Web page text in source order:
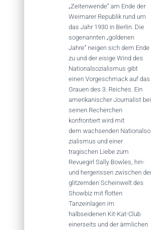
„Zeitenwende“ am Ende der
Weimarer Republik rund um
das Jahr 1930 in Berlin. Die
sogenannten „goldenen
Jahre“ neigen sich dem Ende
zu und der eisige Wind des
Nationalsozialismus gibt
einen Vorgeschmack auf das
Grauen des 3. Reiches. Ein
amerikanischer Journalist bei
seinen Recherchen
konfrontiert wird mit
dem wachsenden Nationalso
zialismus und einer
tragischen Liebe zum
Revuegirl Sally Bowles, hin-
und hergerissen zwischen
glitzernden Scheinwelt des
Showbiz mit flotten
Tanzeinlagen im
halbseidenen Kit-Kat-Club
einerseits und der ärmlichen